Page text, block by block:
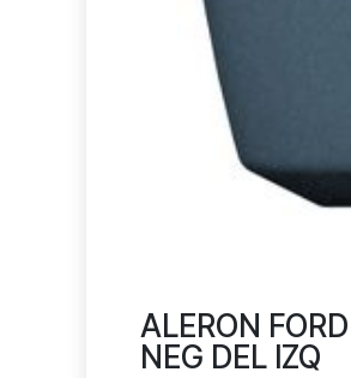
ALERON
NEG DEL IZQ